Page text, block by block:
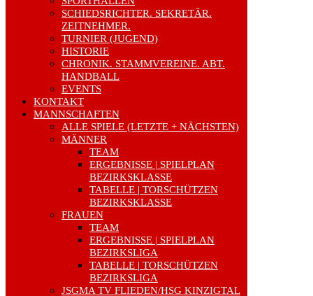
SCHIEDSRICHTER. SEKRETÄR.
ZEITNEHMER.
TURNIER (JUGEND)
HISTORIE
CHRONIK. STAMMVEREINE. ABT.
HANDBALL
EVENTS
KONTAKT
MANNSCHAFTEN
ALLE SPIELE (LETZTE + NÄCHSTEN)
MÄNNER
TEAM
ERGEBNISSE | SPIELPLAN
BEZIRKSKLASSE
TABELLE | TORSCHÜTZEN
BEZIRKSKLASSE
FRAUEN
TEAM
ERGEBNISSE | SPIELPLAN
BEZIRKSLIGA
TABELLE | TORSCHÜTZEN
BEZIRKSLIGA
JSGMA TV FLIEDEN/HSG KINZIGTAL